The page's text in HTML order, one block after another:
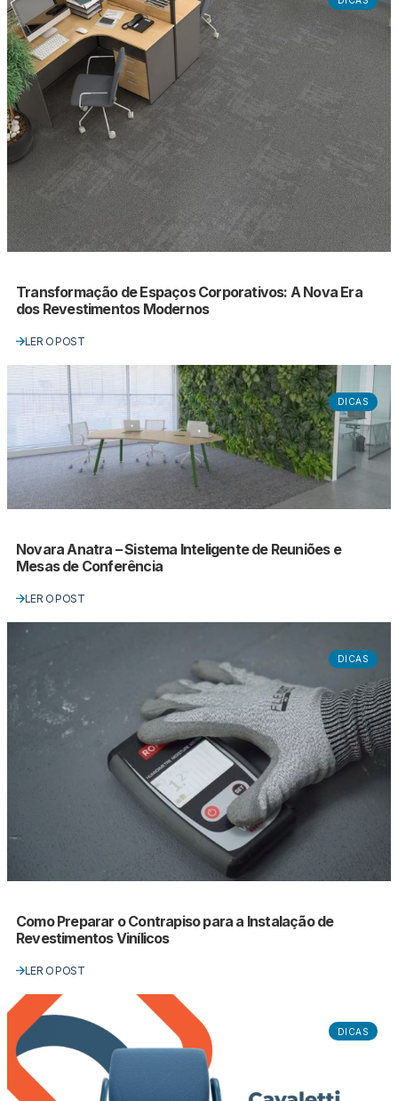
Transformação de Espaços Corporativos: A Nova Era
dos Revestimentos Modernos
LER O POST
DICAS
Novara Anatra – Sistema Inteligente de Reuniões e
Mesas de Conferência
LER O POST
DICAS
Como Preparar o Contrapiso para a Instalação de
Revestimentos Vinílicos
LER O POST
DICAS